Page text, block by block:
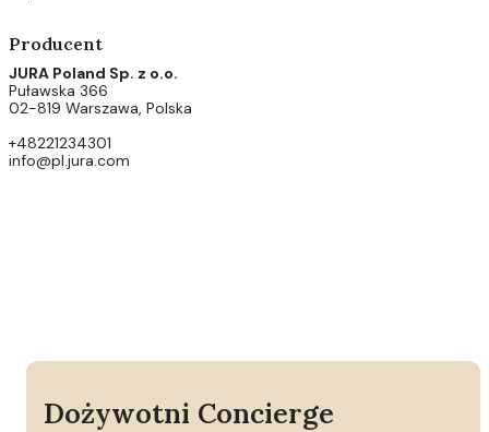
Producent
JURA Poland Sp. z o.o.
Puławska 366
02-819 Warszawa, Polska
+48221234301
info@pl.jura.com
Dożywotni Concierge